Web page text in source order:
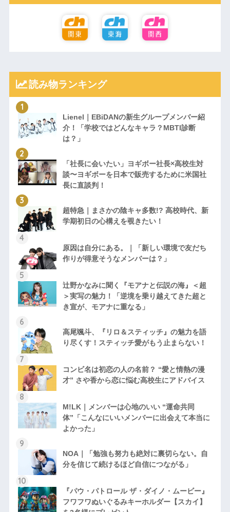
読み物ランキング
Lienel｜EBiDANの新生グループメンバー紹
介！「学校ではどんなキャラ？MBTI診断
は？」
「社長に会いたい」ヨギボー社長×高校生対
談〜ヨギボーを日本で販売するために米国社
長に直談判！
超特急｜まさかの陰キャ多数!? 高校時代、新
学期初日の心構えを覗きたい！
原因は自分にある。｜「新しい環境で友だち
作りが得意そうなメンバーは？」
辻野かなみに聞く『モアナと伝説の海』＜超
＞実写の魅力！「逆境を乗り越えてきた超と
き宣が、モアナに重なる」
高尾颯斗、『リロ＆スティッチ』の魅力を語
り尽くす！スティッチ愛がもう止まらない！
コンビ名は初恋の人の名前？ “愛と情熱の漫
才” さや香から恋に悩む高校生にアドバイス
M!LK｜メンバーは心地のいい “運命共同
体”「こんなにいいメンバーに出会えて本当に
よかった」
NOA｜「勉強も努力も絶対に裏切らない。自
分を信じて続けるほど自信につながる」
『パウ・パトロール ザ・ダイノ・ムービー』
フワフワぬいぐるみキーホルダー【スカイ】